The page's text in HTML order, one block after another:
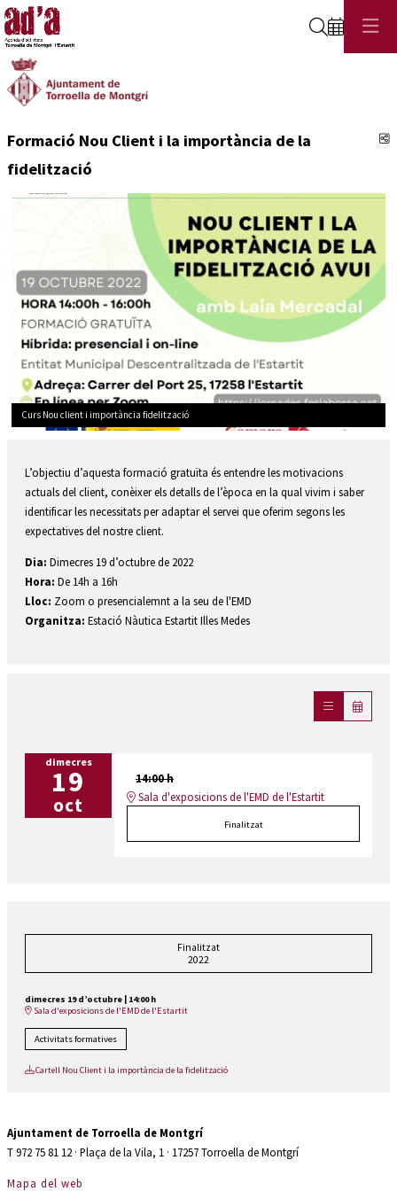
Cerca
Formació Nou Client i la importància de la
fidelització
Curs Nou client i importància fidelització
L’objectiu d’aquesta formació gratuïta és entendre les motivacions
actuals del client, conèixer els detalls de l’època en la qual vivim i saber
identificar les necessitats per adaptar el servei que oferim segons les
expectatives del nostre client.
Dia: Dimecres 19 d’octubre de 2022
Hora: De 14h a 16h
Lloc: Zoom o presencialemnt a la seu de l'EMD
Organitza: Estació Nàutica Estartit Illes Medes
dimecres
19
oct
14:00 h
Sala d'exposicions de l'EMD de l'Estartit
Finalitzat
Finalitzat
2022
dimecres 19 d’octubre
14:00 h
Sala d'exposicions de l'EMD de l'Estartit
Activitats formatives
Cartell Nou Client i la importància de la fidelització
Ajuntament de Torroella de Montgrí
T 972 75 81 12 · Plaça de la Vila, 1 · 17257 Torroella de Montgrí
Mapa del web